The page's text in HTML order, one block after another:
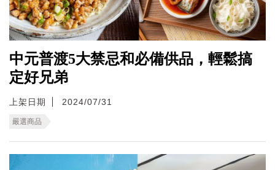
中元普渡5大禁忌和必備供品，輕鬆搞
定好兄弟
上架日期 2024/07/31
嚴選商品